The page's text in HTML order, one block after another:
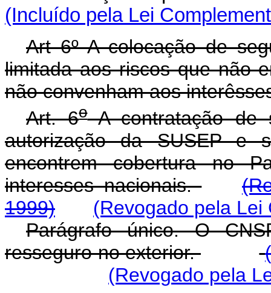
(Incluído pela Lei
Art 6º A colocação de
limitada aos riscos que não
não convenham aos
Art. 6oA contratação de
autorização da SUSEP e
encontrem cobertura no
interesses nacionais.
1999)
(Revogado pela Lei
Parágrafo único. O
resseguro no exterior.
(Revogado pela